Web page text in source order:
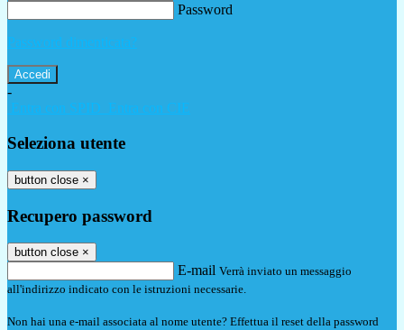
Password
Password dimenticata?
-
Entra con SPID
Entra con CIE
Seleziona utente
button close ×
Recupero password
button close ×
E-mail Verrà inviato un messaggio
all'indirizzo indicato con le istruzioni necessarie.
Non hai una e-mail associata al nome utente? Effettua il reset della password